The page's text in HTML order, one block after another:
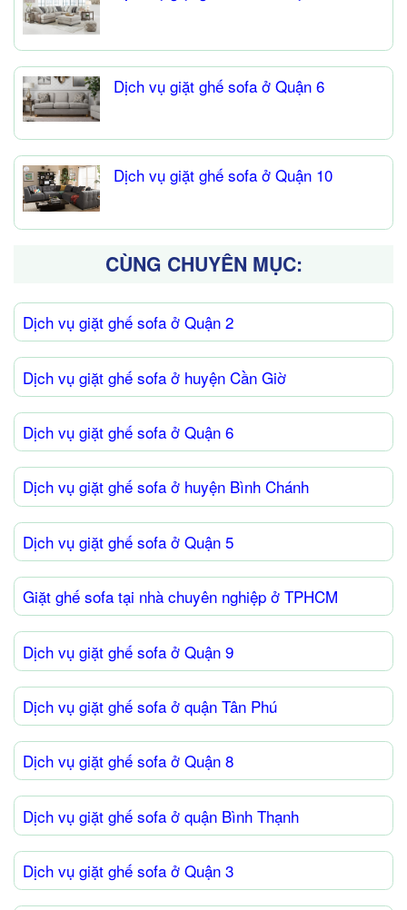
Dịch vụ giặt ghế sofa ở Quận 6
Dịch vụ giặt ghế sofa ở Quận 10
CÙNG CHUYÊN MỤC:
Dịch vụ giặt ghế sofa ở Quận 2
Dịch vụ giặt ghế sofa ở huyện Cần Giờ
Dịch vụ giặt ghế sofa ở Quận 6
Dịch vụ giặt ghế sofa ở huyện Bình Chánh
Dịch vụ giặt ghế sofa ở Quận 5
Giặt ghế sofa tại nhà chuyên nghiệp ở TPHCM
Dịch vụ giặt ghế sofa ở Quận 9
Dịch vụ giặt ghế sofa ở quận Tân Phú
Dịch vụ giặt ghế sofa ở Quận 8
Dịch vụ giặt ghế sofa ở quận Bình Thạnh
Dịch vụ giặt ghế sofa ở Quận 3